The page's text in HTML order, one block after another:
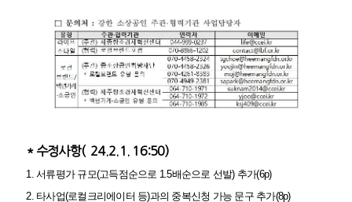
* 수정사항(`24.2.1. 16:50)
1. 서류평가 규모(고득점순으로 1.5배순으로 선발) 추가(6p)
2. 타사업(로컬크리에이터 등)과의 중복신청 가능 문구 추가(8p)